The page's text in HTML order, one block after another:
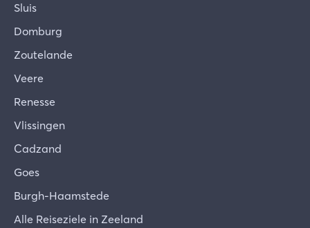
Sluis
Domburg
Zoutelande
Veere
Renesse
Vlissingen
Cadzand
Goes
Burgh-Haamstede
Alle Reiseziele in Zeeland